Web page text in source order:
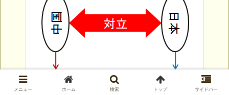
メニュー ホーム 検索 トップ サイドバー